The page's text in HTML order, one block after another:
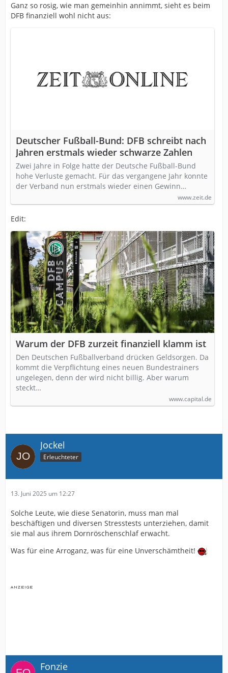
Ganz so rosig, wie man gemeinhin annimmt, sieht es beim
DFB finanziell wohl nicht aus:
Deutscher Fußball-Bund: DFB schreibt nach
Jahren erstmals wieder schwarze Zahlen
Zwei Jahre in Folge hatte der Deutsche Fußball-Bund
hohe Verluste gemacht. Für das vergangene Jahr konnte
der Verband nun erstmals wieder einen Gewinn…
www.zeit.de
Edit:
Warum der DFB zurzeit finanziell klamm ist
Den Deutschen Fußballverband drücken Geldsorgen. Da
kommt die Verpflichtung eines neuen Bundestrainers
ungelegen, denn der wird nicht billig. Aber warum
steckt…
www.capital.de
Jockel
Erleuchteter
13. Juni 2025 um 12:27
Solche Leute, wie diese Senatorin, muss man mal
beschäftigen und diversen Stresstests unterziehen, damit
sie mal aus ihrem Dornröschenschlaf erwacht.
Was für eine Arroganz, was für eine Unverschämtheit!
Fonzie